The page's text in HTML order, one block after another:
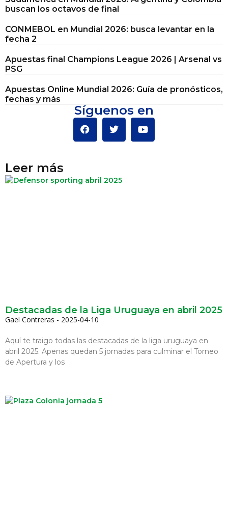
buscan los octavos de final
CONMEBOL en Mundial 2026: busca levantar en la
fecha 2
Apuestas final Champions League 2026 | Arsenal vs
PSG
Apuestas Online Mundial 2026: Guía de pronósticos,
fechas y más
Síguenos en
Leer más
Destacadas de la Liga Uruguaya en abril 2025
Gael Contreras 2025-04-10
Aquí te traigo todas las destacadas de la liga uruguaya en
abril 2025. Apenas quedan 5 jornadas para culminar el Torneo
de Apertura y los